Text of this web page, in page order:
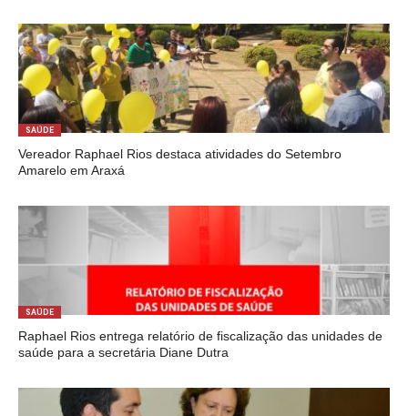
SAÚDE
Vereador Raphael Rios destaca atividades do Setembro
Amarelo em Araxá
SAÚDE
Raphael Rios entrega relatório de fiscalização das unidades de
saúde para a secretária Diane Dutra